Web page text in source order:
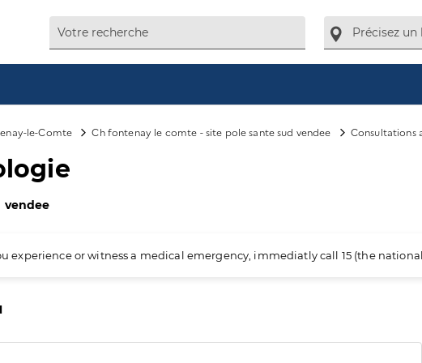
le-Comte Ch fontenay le comte - site pole sante sud vendee Consultations
vendee
experience or witness a medical emergency, immediatly call 15 (the